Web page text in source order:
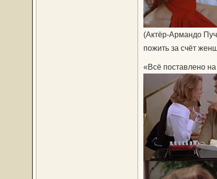
(Актёр-Армандо
пожить за счёт
«Всё поставлено